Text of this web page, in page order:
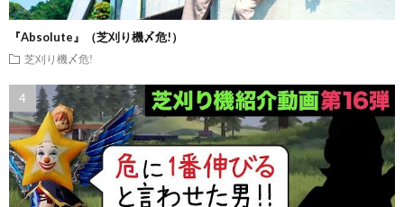
『Absolute』（芝刈り機〆危!）
芝刈り機〆危!